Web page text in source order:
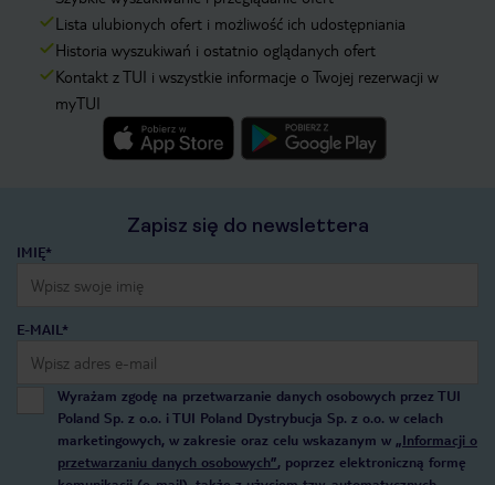
Lista ulubionych ofert i możliwość ich udostępniania
Historia wyszukiwań i ostatnio oglądanych ofert
Kontakt z TUI i wszystkie informacje o Twojej rezerwacji w
myTUI
Zapisz się do newslettera
IMIĘ*
E-MAIL*
Wyrażam zgodę na przetwarzanie danych osobowych przez TUI
Poland Sp. z o.o. i TUI Poland Dystrybucja Sp. z o.o. w celach
marketingowych, w zakresie oraz celu wskazanym w „Informacji o
przetwarzaniu danych osobowych”, poprzez elektroniczną formę